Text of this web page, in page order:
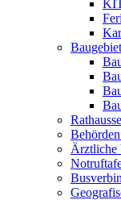
Ärztliche